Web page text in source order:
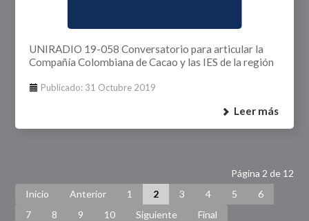
UNIRADIO 19-058 Conversatorio para articular la
Compañía Colombiana de Cacao y las IES de la región
Publicado: 31 Octubre 2019
Leer más
Página 2 de 12
Inicio
Anterior 1 2 3 4 5
6
7
8 9 10 Siguiente Final